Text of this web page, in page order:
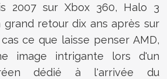
2007 sur Xbox 360, Halo 3
retour dix ans après sur
ce que laisse penser AMD,
image intrigante lors d'un
dédié à l'arrivée du